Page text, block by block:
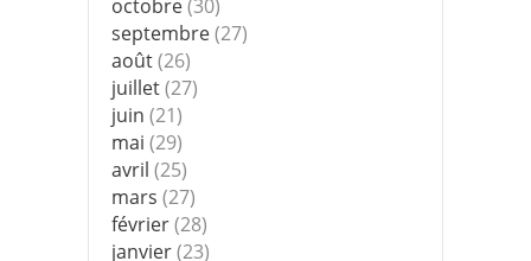
octobre(30)
septembre(27)
août(26)
juillet(27)
juin(21)
mai(29)
avril(25)
mars(27)
février(28)
janvier(23)